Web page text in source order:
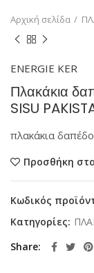
Αρχική σελίδα
ENERGIE KER
Πλακάκια
SISU
πλακάκια
Προσθήκη
Κωδικός
Κατηγορίες:
Share